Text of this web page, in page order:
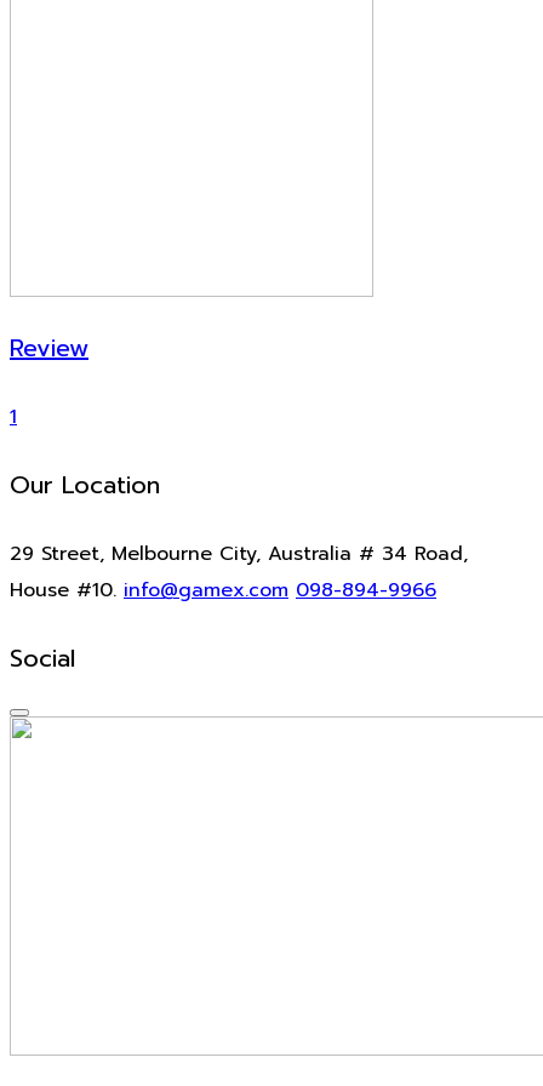
Review
1
Our Location
29 Street, Melbourne City, Australia # 34 Road,
House #10. info@gamex.com 098-894-9966
Social